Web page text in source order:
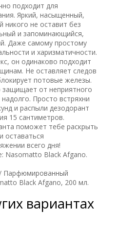
подходит для
Яркий, насыщенный,
никого не оставит без
и запоминающийся,
Даже самому простому
и харизматичности.
он одинаково подходит
Не оставляет следов
потовые железы.
от неприятного
Просто встряхни
и распыли дезодорант
15 сантиметров.
поможет тебе раскрыть
оставаться
всего дня!
Nasomatto Black Afgano.
/ Парфюмированный
Black Afgano, 200 мл.
вариантах